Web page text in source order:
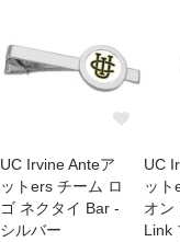
UC Irvine Anteア
ットers チーム ロ
ゴ ネクタイ Bar -
シルバー
UC
ット
オン
Link